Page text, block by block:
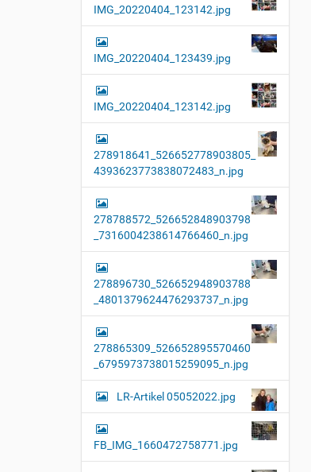
IMG_20220404_123142.jpg
IMG_20220404_123439.jpg
IMG_20220404_123142.jpg
278918641_526652778903805_
4393623773838072483_n.jpg
278788572_526652848903798
_7316004238614766460_n.jpg
278896730_526652948903788
_4801379624476293737_n.jpg
278865309_526652895570460
_6795973738015259095_n.jpg
LR-Artikel 05052022.jpg
FB_IMG_1660472758771.jpg